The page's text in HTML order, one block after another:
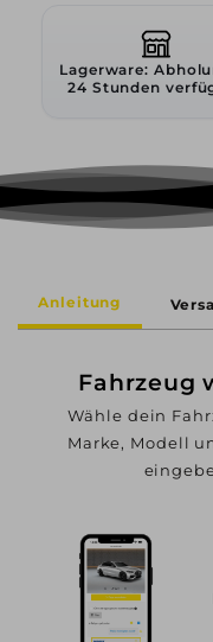
Lagerware:
24 Stunden
Anleitung
Fahrzeug
Wähle dein
Marke, Modell